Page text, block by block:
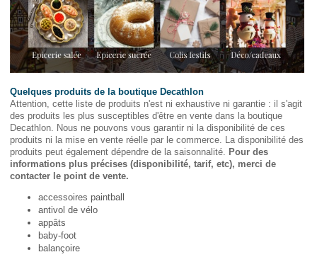
Quelques produits de la boutique Decathlon
Attention, cette liste de produits n'est ni exhaustive ni garantie : il s'agit
des produits les plus susceptibles d'être en vente dans la boutique
Decathlon. Nous ne pouvons vous garantir ni la disponibilité de ces
produits ni la mise en vente réelle par le commerce. La disponibilité des
produits peut également dépendre de la saisonnalité. Pour des
informations plus précises (disponibilité, tarif, etc), merci de
contacter le point de vente.
accessoires paintball
antivol de vélo
appâts
baby-foot
balançoire